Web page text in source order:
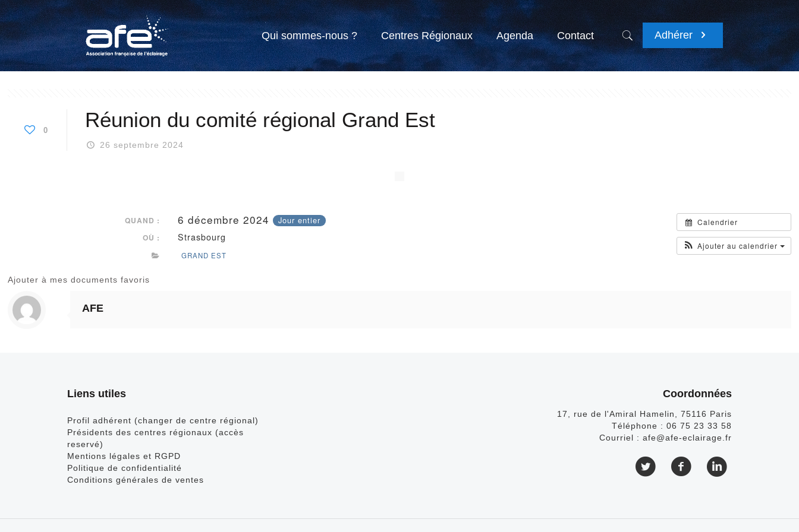
Qui sommes-nous ? Centres Régionaux Agenda Contact Adhérer
0 Réunion du comité régional Grand Est
26 septembre 2024
Calendrier
Ajouter au calendrier
QUAND : 6 décembre 2024 Jour entier
OÙ : Strasbourg
GRAND EST
Ajouter à mes documents favoris
AFE
Liens utiles
Profil adhérent (changer de centre régional)
Présidents des centres régionaux (accès
reservé)
Mentions légales et RGPD
Politique de confidentialité
Conditions générales de ventes
Coordonnées
17, rue de l'Amiral Hamelin, 75116 Paris
Téléphone : 06 75 23 33 58
Courriel : afe@afe-eclairage.fr